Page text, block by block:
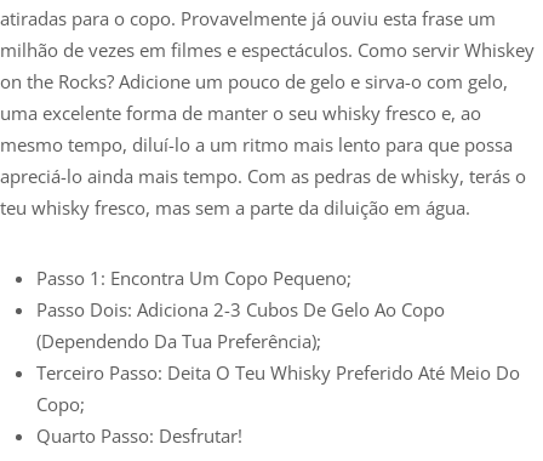
atiradas para o copo. Provavelmente já ouviu esta frase um
milhão de vezes em filmes e espectáculos. Como servir Whiskey
on the Rocks? Adicione um pouco de gelo e sirva-o com gelo,
uma excelente forma de manter o seu whisky fresco e, ao
mesmo tempo, diluí-lo a um ritmo mais lento para que possa
apreciá-lo ainda mais tempo. Com as pedras de whisky, terás o
teu whisky fresco, mas sem a parte da diluição em água.
Passo 1: Encontra Um Copo Pequeno;
Passo Dois: Adiciona 2-3 Cubos De Gelo Ao Copo
(dependendo Da Tua Preferência);
Terceiro Passo: Deita O Teu Whisky Preferido Até Meio Do
Copo;
Quarto Passo: Desfrutar!